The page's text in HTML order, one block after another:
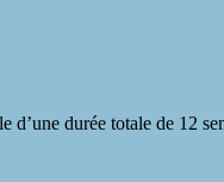
durée totale de 12